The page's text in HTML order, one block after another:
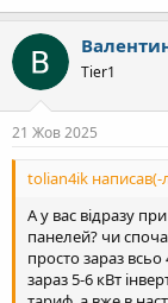
Tier1
21 Жов 2025
tolian4ik написав(-
А у вас відразу
панелей? чи
просто зараз
зараз 5-6 кВт